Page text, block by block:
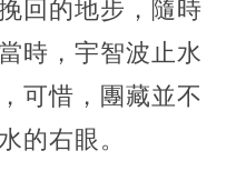
回的地步，隨時
時，宇智波止水
可惜，團藏並不
的右眼。